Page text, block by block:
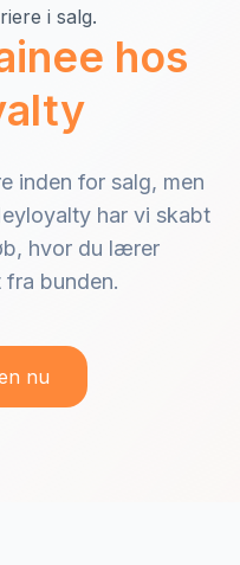
i salg.
hos
inden for salg, men
har vi skabt
hvor du lærer
bunden.
nu